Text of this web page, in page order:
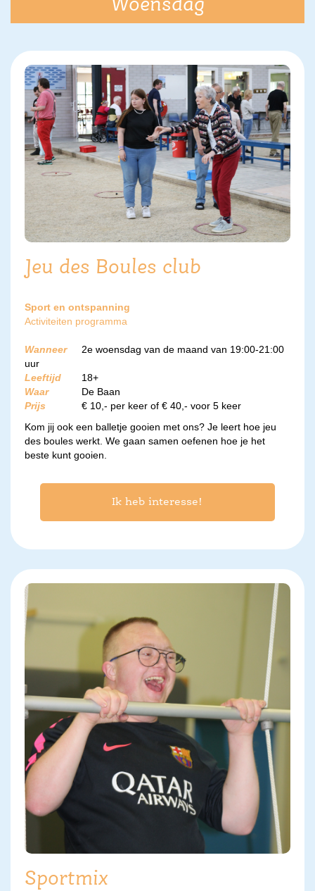
Woensdag
Jeu des Boules club
Sport en ontspanning
Activiteiten programma
Wanneer
2e woensdag van de maand van 19:00-21:00
uur
Leeftijd
18+
Waar
De Baan
Prijs
€ 10,- per keer of € 40,- voor 5 keer
Kom jij ook een balletje gooien met ons? Je leert hoe jeu
des boules werkt. We gaan samen oefenen hoe je het
beste kunt gooien.
Ik heb interesse!
Sportmix